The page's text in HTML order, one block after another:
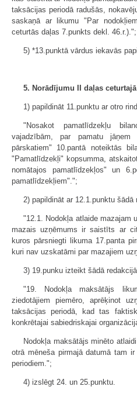
taksācijas periodā radušās,
saskaņā ar likumu "Par
ceturtās daļas 7.punkts dekl. 46.r.).";
5) *13.punktā vārdus iekavās
5. Norādījumu II daļas
1) papildināt 11.punktu ar otro
"Nosakot pamatlīdzekļu
vajadzībām, par pamatu
pārskatiem" 10.pantā noteiktās
"Pamatlīdzekļi" kopsumma,
nomātajos pamatlīdzekļos" un
pamatlīdzekļiem".";
2) papildināt ar 12.1.punktu šādā
"12.1. Nodokļa atlaide mazajam
mazais uzņēmums ir saistīts ar
kuros pārsniegti likuma 17.panta
kuri nav uzskatāmi par mazajiem
3) 19.punku izteikt šādā
"19. Nodokļa maksātājs
ziedotājiem piemēro, aprēķinot
taksācijas periodā, kad tas
konkrētajai sabiedriskajai
Nodokļa maksātājs minēto
otrā mēneša pirmajā datumā tam
periodiem.";
4) izslēgt 24. un 25.punktu.